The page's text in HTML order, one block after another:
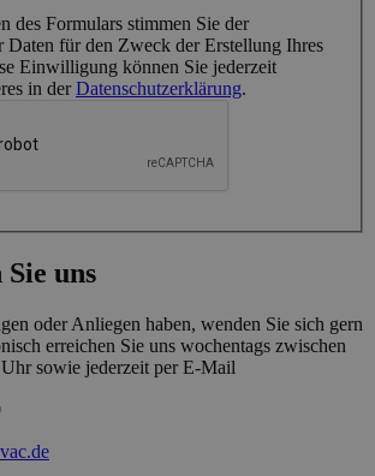
des Formulars stimmen Sie der
Daten für den Zweck der Erstellung Ihres
Einwilligung können Sie jederzeit
in derDatenschutzerklärung.
uns
oder Anliegen haben, wenden Sie sich gern
erreichen Sie uns wochentags zwischen
sowie jederzeit per E-Mail